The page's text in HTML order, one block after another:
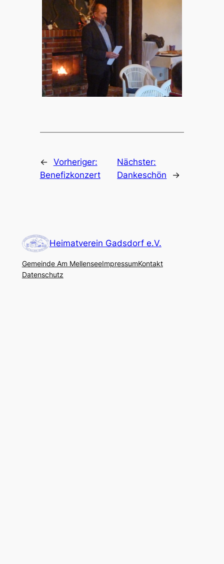
← Vorheriger:
Benefizkonzert
Nächster:
Dankeschön
→
Heimatverein Gadsdorf e.V.
Gemeinde Am MellenseeImpressumKontakt
Datenschutz